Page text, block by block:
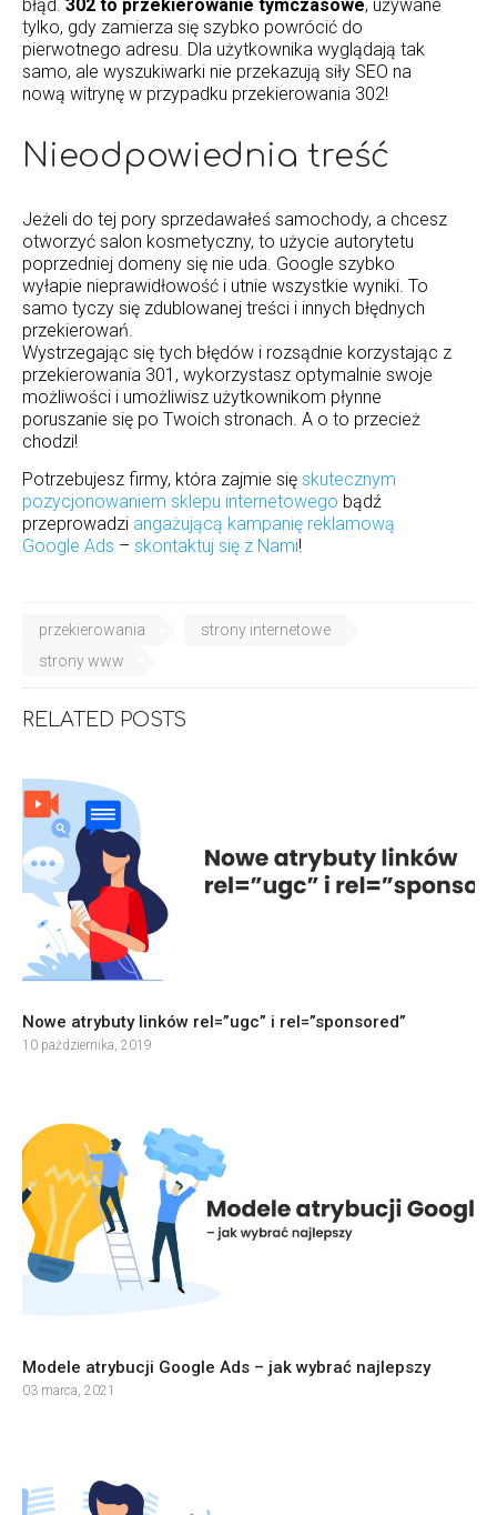
błąd. 302 to przekierowanie tymczasowe, używane
tylko, gdy zamierza się szybko powrócić do
pierwotnego adresu. Dla użytkownika wyglądają tak
samo, ale wyszukiwarki nie przekazują siły SEO na
nową witrynę w przypadku przekierowania 302!
Nieodpowiednia treść
Jeżeli do tej pory sprzedawałeś samochody, a chcesz
otworzyć salon kosmetyczny, to użycie autorytetu
poprzedniej domeny się nie uda. Google szybko
wyłapie nieprawidłowość i utnie wszystkie wyniki. To
samo tyczy się zdublowanej treści i innych błędnych
przekierowań.
Wystrzegając się tych błędów i rozsądnie korzystając z
przekierowania 301, wykorzystasz optymalnie swoje
możliwości i umożliwisz użytkownikom płynne
poruszanie się po Twoich stronach. A o to przecież
chodzi!
Potrzebujesz firmy, która zajmie się skutecznym
pozycjonowaniem sklepu internetowego bądź
przeprowadzi angażującą kampanię reklamową
Google Ads – skontaktuj się z Nami!
przekierowania
strony internetowe
strony www
RELATED POSTS
Nowe atrybuty linków rel=”ugc” i rel=”sponsored”
10 października, 2019
Modele atrybucji Google Ads – jak wybrać najlepszy
03 marca, 2021